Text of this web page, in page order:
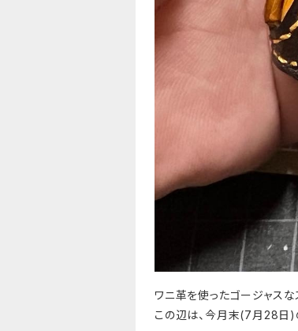
ワニ革を使ったゴージャスな
この辺は、今月末(7月28日)